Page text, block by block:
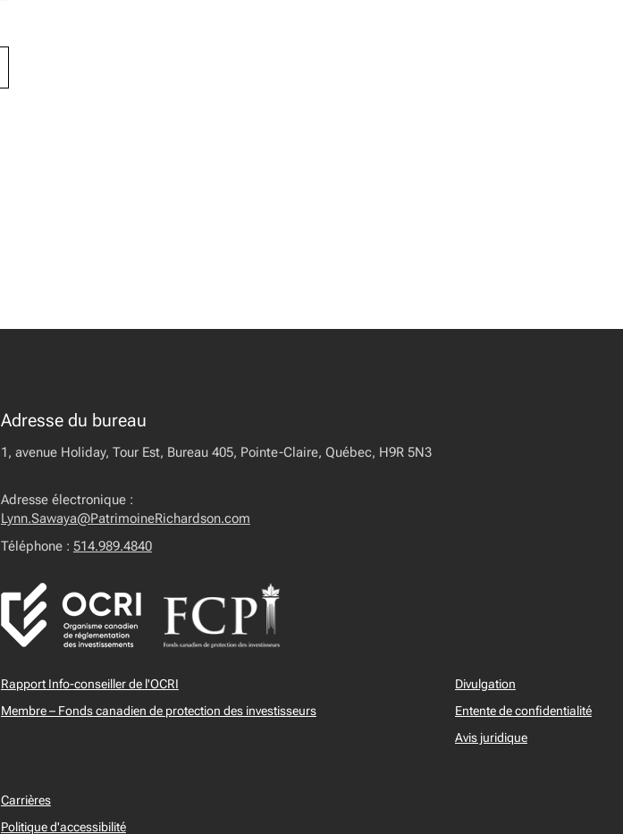
Adresse du bureau
1, avenue Holiday, Tour Est, Bureau 405, Pointe-Claire, Québec, H9R 5N3
Adresse électronique :
Lynn.Sawaya@PatrimoineRichardson.com
Téléphone : 514.989.4840
Rapport Info-conseiller de l'OCRI
Membre – Fonds canadien de protection des investisseurs
Divulgation
Entente de confidentialité
Avis juridique
Carrières
Politique d'accessibilité